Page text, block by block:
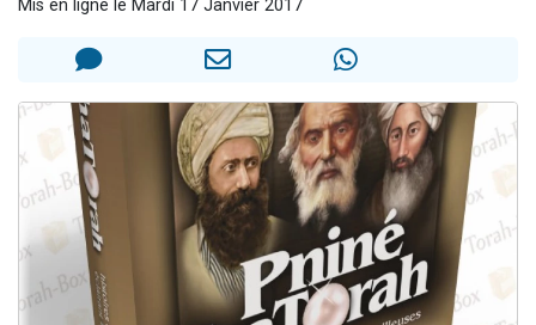
Il reste 49 places pour étudier en groupe sur Zoom
6 personnes viennent de faire un don pour 5 enfants déjà orphelins risquent de perdre leur maman
3 personnes viennent de nous rejoindre sur WhatsApp
Mis en ligne le Mardi 17 Janvier 2017